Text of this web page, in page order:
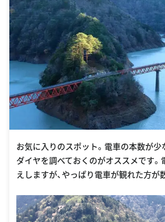
お気に入りのスポット。電車の本数が少
ダイヤを調べておくのがオススメです。
えしますが、やっぱり電車が観れた方が